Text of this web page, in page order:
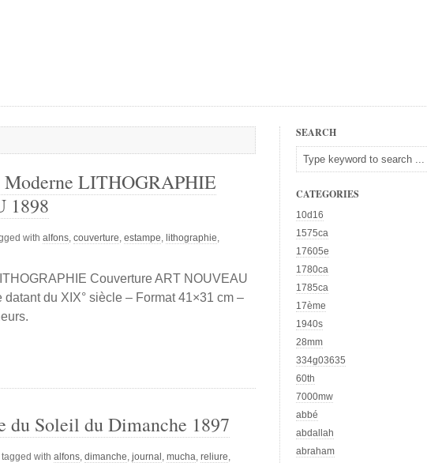
LITHOGRAPHIE
1898
with alfons, couverture, estampe, lithographie,
Couverture ART NOUVEAU
du XIX° siècle – Format 41×31 cm –
Soleil du Dimanche 1897
tagged with alfons, dimanche, journal , mucha, reliure,
SEARCH
CATEGORIES
10d16
1575ca
17605e
1780ca
1785ca
17ème
1940s
28mm
334g03635
60th
7000mw
abbé
abdallah
abraham